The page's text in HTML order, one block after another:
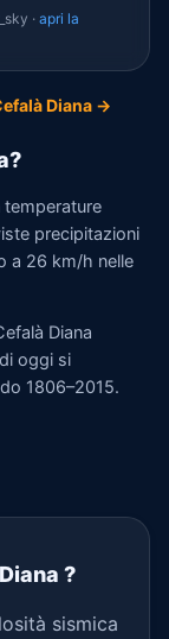
· apri la
Diana →
temperature
precipitazioni
a 26 km/h nelle
Diana
oggi si
1806–2015.
?
sismica